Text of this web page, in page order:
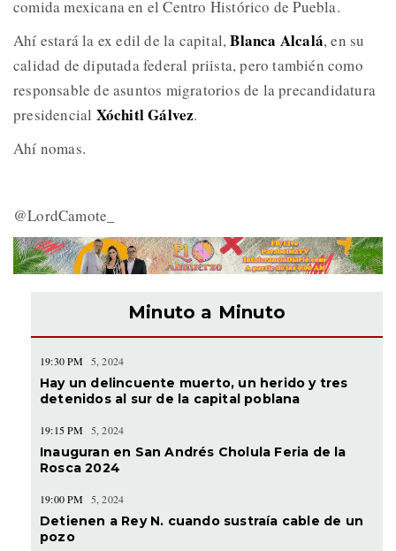
comida mexicana en el Centro Histórico de Puebla.
Ahí estará la ex edil de la capital,Blanca Alcalá, en su
calidad de diputada federal priista, pero también como
responsable de asuntos migratorios de la precandidatura
presidencial Xóchitl Gálvez.
Ahí nomas.
@LordCamote_
Minuto a Minuto
19:30 PM 5, 2024
Hay un delincuente muerto, un herido y tres
detenidos al sur de la capital poblana
19:15 PM 5, 2024
Inauguran en San Andrés Cholula Feria de la
Rosca 2024
19:00 PM 5, 2024
Detienen a Rey N. cuando sustraía cable de un
pozo